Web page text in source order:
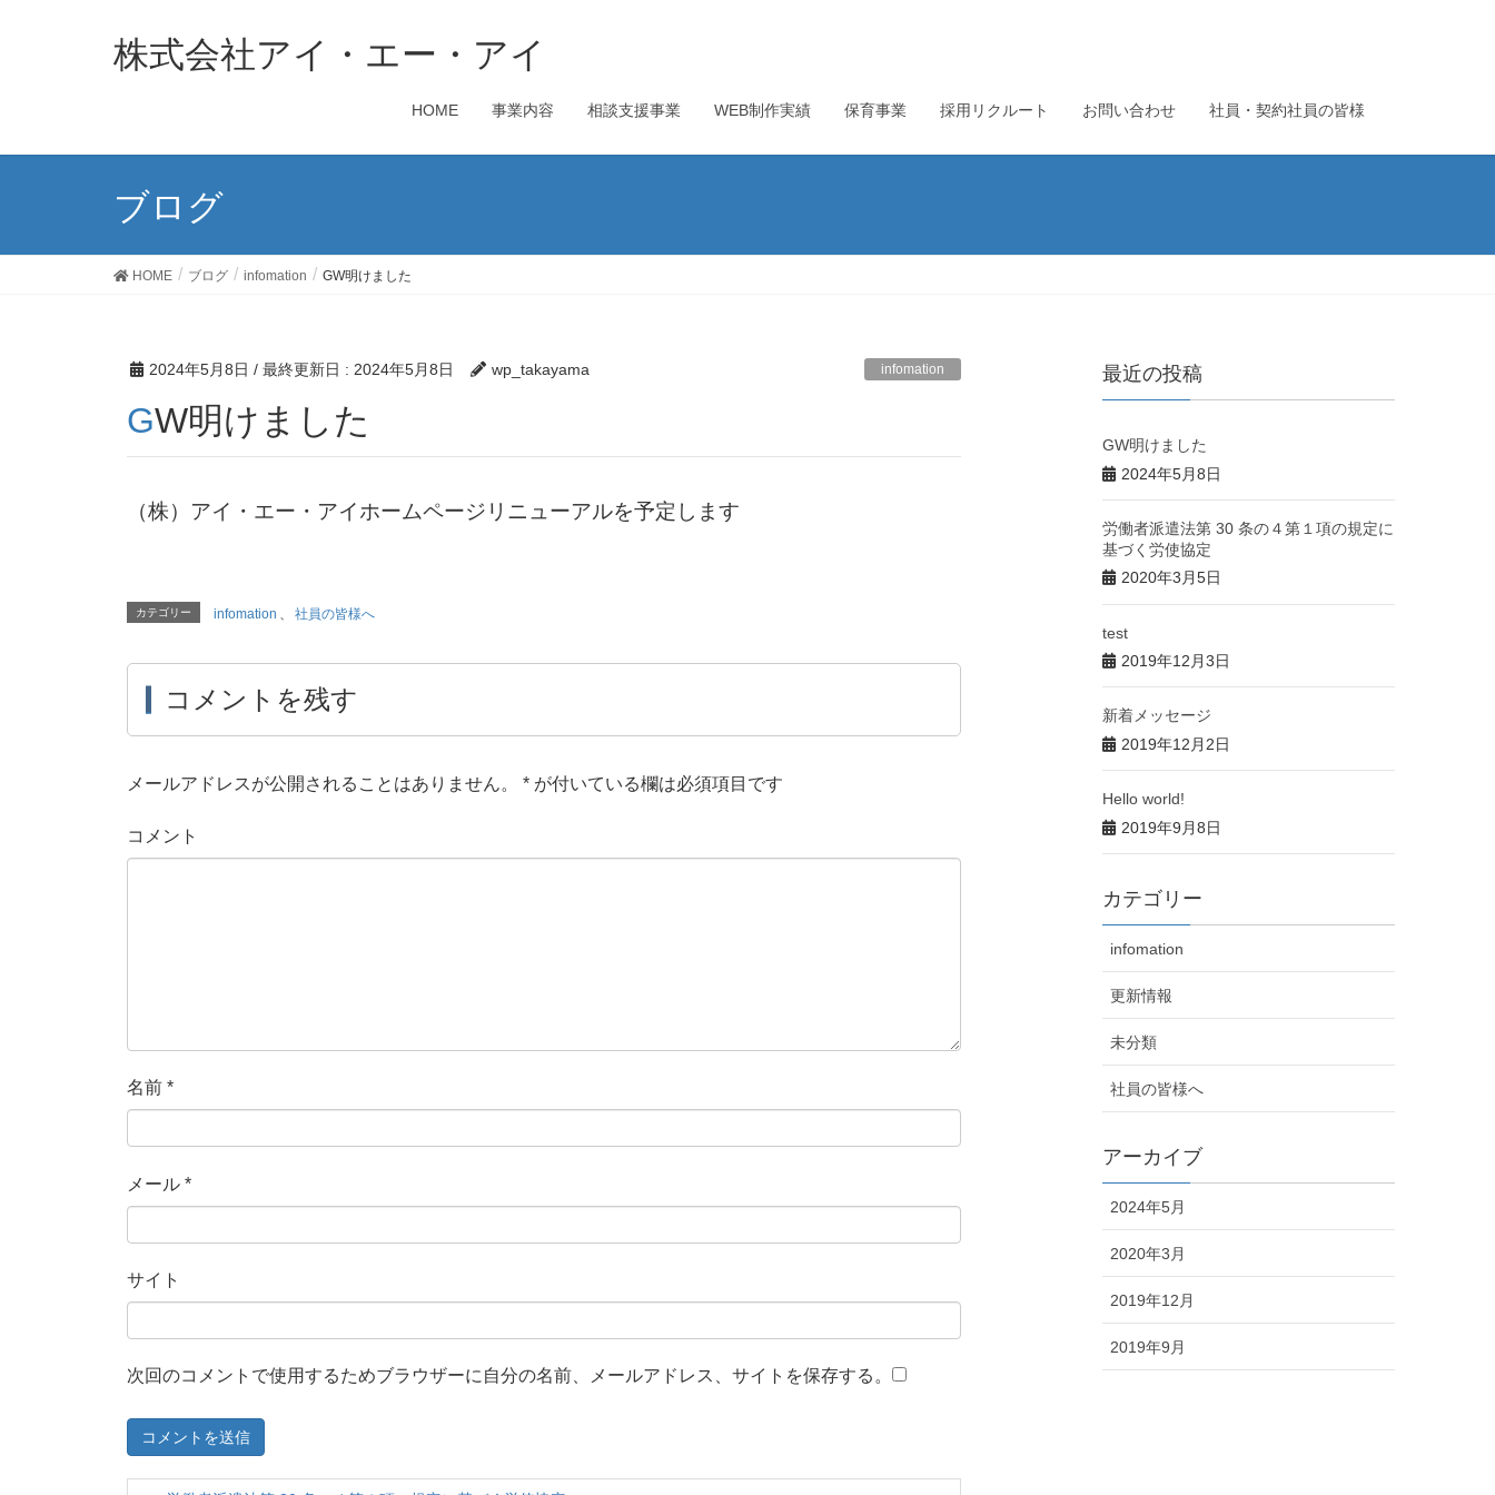
株式会社アイ・エー・アイ
HOME 事業内容 相談支援事業 WEB制作実績 保育事業 採用リクルート お問い合わせ 社員・契約社員の皆様
ブログ
HOME ブログ infomation GW明けました
2024年5月8日 / 最終更新日 : 2024年5月8日 wp_takayama infomation
GW明けました
（株）アイ・エー・アイホームページリニューアルを予定します
カテゴリー infomation 、 社員の皆様へ
コメントを残す
メールアドレスが公開されることはありません。 *が付いている欄は必須項目です
コメント
名前 *
メール *
サイト
次回のコメントで使用するためブラウザーに自分の名前、メールアドレス、サイトを保存する。
最近の投稿
GW明けました
2024年5月8日
労働者派遣法第 30 条の４第１項の規定に
基づく労使協定
2020年3月5日
test
2019年12月3日
新着メッセージ
2019年12月2日
Hello world!
2019年9月8日
カテゴリー
infomation
更新情報
未分類
社員の皆様へ
アーカイブ
2024年5月
2020年3月
2019年12月
2019年9月